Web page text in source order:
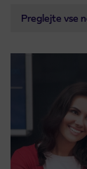
Preglejte vse